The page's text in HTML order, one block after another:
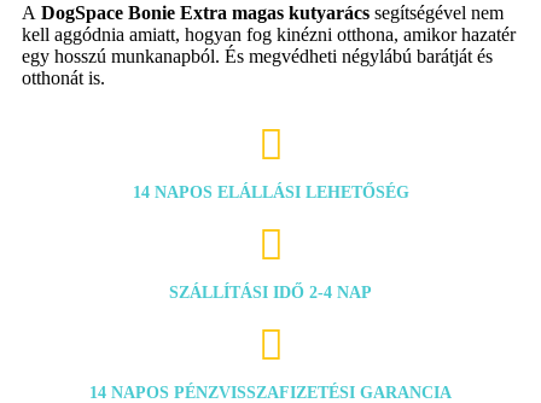
A DogSpace Bonie Extra magas kutyarács segítségével nem
kell aggódnia amiatt, hogyan fog kinézni otthona, amikor hazatér
egy hosszú munkanapból. És megvédheti négylábú barátját és
otthonát is.

14 NAPOS ELÁLLÁSI LEHETŐSÉG

SZÁLLÍTÁSI IDŐ 2-4 NAP

14 NAPOS PÉNZVISSZAFIZETÉSI GARANCIA